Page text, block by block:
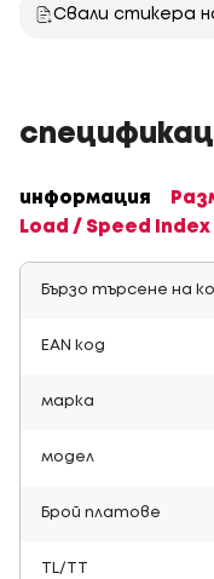
Свали стикера
информация
Load / Speed Index
Бързо търсене на
EAN код
марка
модел
Брой платове
TL/TT